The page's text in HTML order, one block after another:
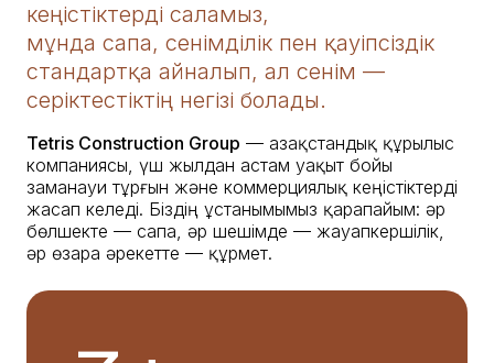
кеңістіктерді саламыз,
мұнда сапа, сенімділік пен қауіпсіздік
стандартқа айналып, ал сенім —
серіктестіктің негізі болады.
Tetris Construction Group — Қазақстандық құрылыс
компаниясы, үш жылдан астам уақыт бойы
заманауи тұрғын және коммерциялық кеңістіктерді
жасап келеді. Біздің ұстанымымыз қарапайым: әр
бөлшекте — сапа, әр шешімде — жауапкершілік,
әр өзара әрекетте — құрмет.